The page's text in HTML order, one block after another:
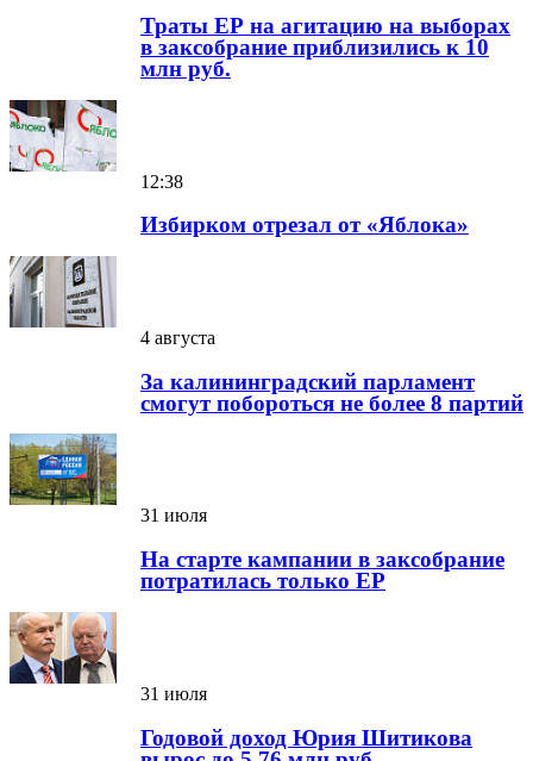
Траты ЕР на агитацию на выборах
в заксобрание приблизились к 10
млн руб.
12:38
Избирком отрезал от «Яблока»
4 августа
За калининградский парламент
смогут побороться не более 8 партий
31 июля
На старте кампании в заксобрание
потратилась только ЕР
31 июля
Годовой доход Юрия Шитикова